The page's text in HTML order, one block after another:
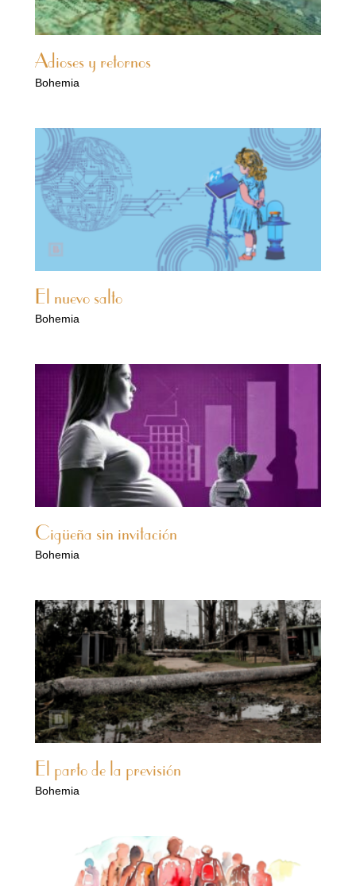
Adioses y retornos
Bohemia
El nuevo salto
Bohemia
Cigüeña sin invitación
Bohemia
El parto de la previsión
Bohemia